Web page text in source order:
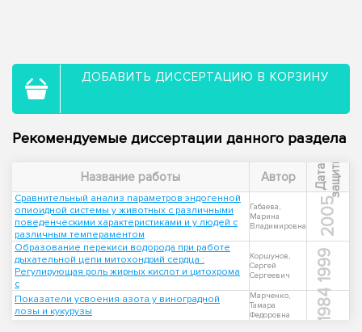
ДОБАВИТЬ ДИССЕРТАЦИЮ В КОРЗИНУ
Рекомендуемые диссертации данного раздела
Название работы Автор Д
а
т
а
з
а
щ
и
т ы
Сравнительный анализ параметров эндогенной
опиоидной системы у животных с различными
поведенческими характеристиками и у людей с
различным темпераментом
Габаева,
Марина
Владимировна
2005
Образование перекиси водорода при работе
дыхательной цепи митохондрий сердца :
Регулирующая роль жирных кислот и цитохрома
c
Коршунов,
Сергей
Сергеевич
1999
Показатели усвоения азота у виноградной
лозы и кукурузы
Марченко,
Тамара
Федоровна
1984